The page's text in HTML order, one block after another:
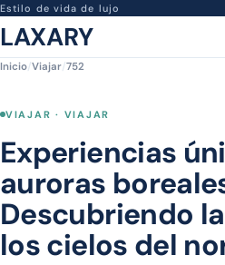
Estilo de vida de lujo
LAXARY
Inicio/Viajar/752
VIAJAR · VIAJAR
Experiencias
auroras
Descubriendo
los cielos del